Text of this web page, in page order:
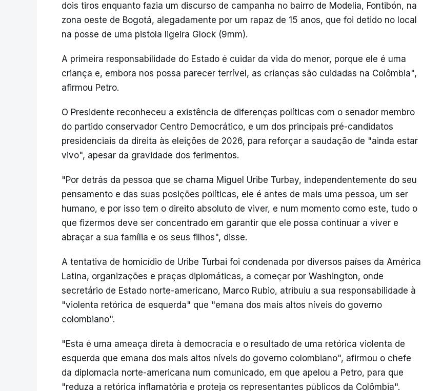
dois tiros enquanto fazia um discurso de campanha no bairro de Modelia, Fontibón, na
zona oeste de Bogotá, alegadamente por um rapaz de 15 anos, que foi detido no local
na posse de uma pistola ligeira Glock (9mm).
A primeira responsabilidade do Estado é cuidar da vida do menor, porque ele é uma
criança e, embora nos possa parecer terrível, as crianças são cuidadas na Colômbia",
afirmou Petro.
O Presidente reconheceu a existência de diferenças políticas com o senador membro
do partido conservador Centro Democrático, e um dos principais pré-candidatos
presidenciais da direita às eleições de 2026, para reforçar a saudação de "ainda estar
vivo", apesar da gravidade dos ferimentos.
"Por detrás da pessoa que se chama Miguel Uribe Turbay, independentemente do seu
pensamento e das suas posições políticas, ele é antes de mais uma pessoa, um ser
humano, e por isso tem o direito absoluto de viver, e num momento como este, tudo o
que fizermos deve ser concentrado em garantir que ele possa continuar a viver e
abraçar a sua família e os seus filhos", disse.
A tentativa de homicídio de Uribe Turbai foi condenada por diversos países da América
Latina, organizações e praças diplomáticas, a começar por Washington, onde
secretário de Estado norte-americano, Marco Rubio, atribuiu a sua responsabilidade à
"violenta retórica de esquerda" que "emana dos mais altos níveis do governo
colombiano".
"Esta é uma ameaça direta à democracia e o resultado de uma retórica violenta de
esquerda que emana dos mais altos níveis do governo colombiano", afirmou o chefe
da diplomacia norte-americana num comunicado, em que apelou a Petro, para que
"reduza a retórica inflamatória e proteja os representantes públicos da Colômbia".